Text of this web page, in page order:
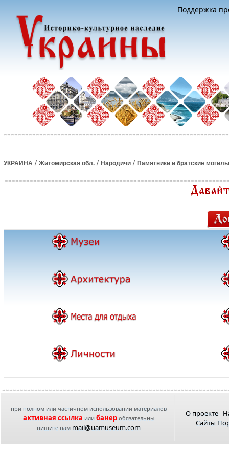
Поддержка
УКРАИНА / Житомирская обл. / Народичи / Памятники и братские могилы
при полном или частичном использовании материалов
активная ссылка или банеробязательны
пишите нам mail@uamuseum.com
О проекте
Сайты